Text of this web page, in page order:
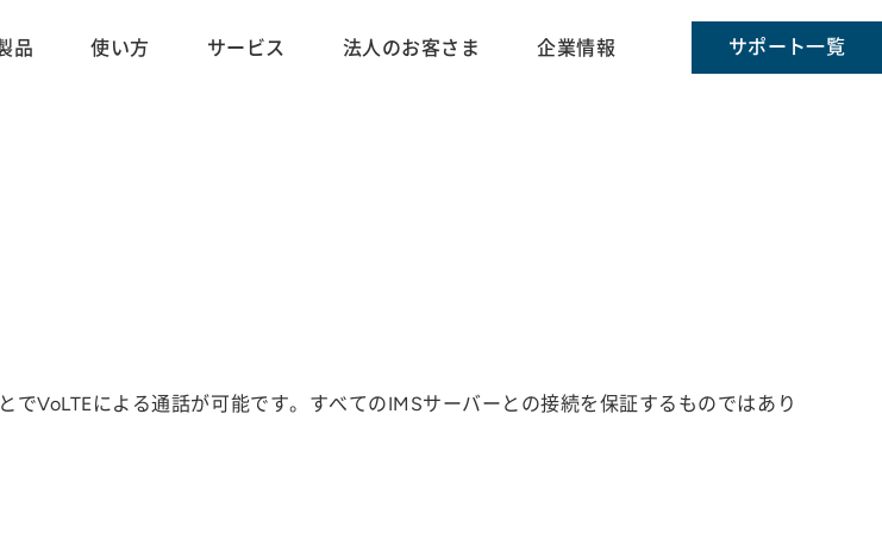
品 使い方 サービス 法人のお客さま 企業情報 サポート一覧
VoLTEによる通話が可能です。すべてのIMSサーバーとの接続を保証するものではあり